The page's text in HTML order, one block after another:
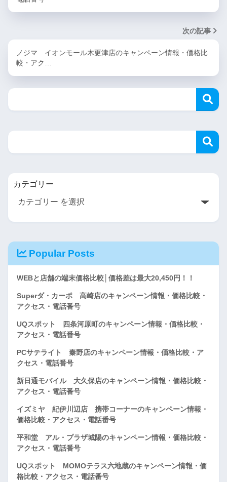
次の記事
ノジマ イオンモール木更津店のキャンペーン情報・価格比
較・アク…
カテゴリー
Popular Posts
WEBと店舗の端末価格比較│価格差は最大20,450円！！
Superダ・カーポ 高崎店のキャンペーン情報・価格比較・
アクセス・電話番号
UQスポット 四条河原町のキャンペーン情報・価格比較・
アクセス・電話番号
PCサテライト 秦野店のキャンペーン情報・価格比較・ア
クセス・電話番号
新日通モバイル 大久保店のキャンペーン情報・価格比較・
アクセス・電話番号
イズミヤ 紀伊川辺店 携帯コーナーのキャンペーン情報・
価格比較・アクセス・電話番号
平和堂 アル・プラザ城陽のキャンペーン情報・価格比較・
アクセス・電話番号
UQスポット MOMOテラス六地蔵のキャンペーン情報・価
格比較・アクセス・電話番号